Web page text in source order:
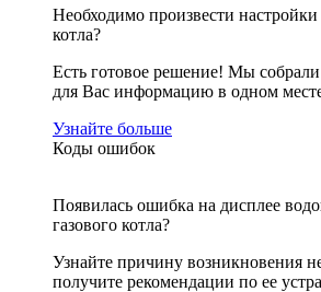
Необходимо произвести
котла?
Есть готовое решение! Мы
для Вас информацию в одном
Узнайте больше
Коды ошибок
Появилась ошибка на дисплее
газового котла?
Узнайте причину возникновения
получите рекомендации по ее